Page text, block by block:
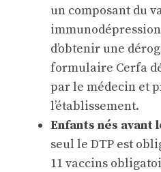
un composant du
d’obtenir une
formulaire Cerfa
par le médecin et
l’établissement.
Enfants nés avant
seul le DTP est
11 vaccins